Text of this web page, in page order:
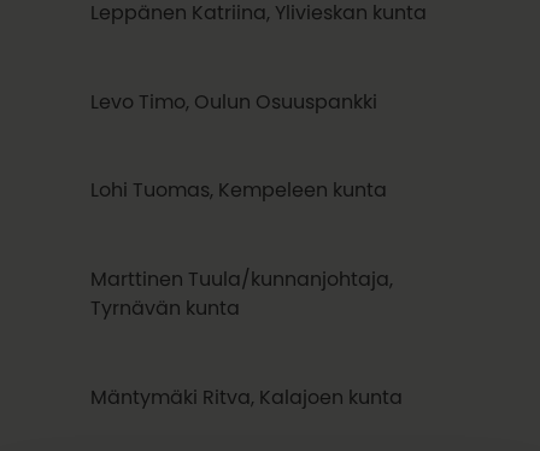
Leppänen Katriina, Ylivieskan kunta
Levo Timo, Oulun Osuuspankki
Lohi Tuomas, Kempeleen kunta
Marttinen Tuula/kunnanjohtaja,
Tyrnävän kunta
Mäntymäki Ritva, Kalajoen kunta